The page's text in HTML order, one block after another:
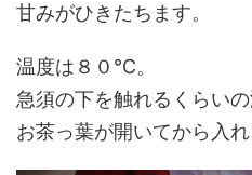
甘みがひきたちます。
温度は８０℃。
急須の下を触れるくらいの
お茶っ葉が開いてから入れ